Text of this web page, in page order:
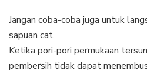
Jangan coba-coba juga untuk
sapuan cat.
Ketika pori-pori permukaan
pembersih tidak dapat